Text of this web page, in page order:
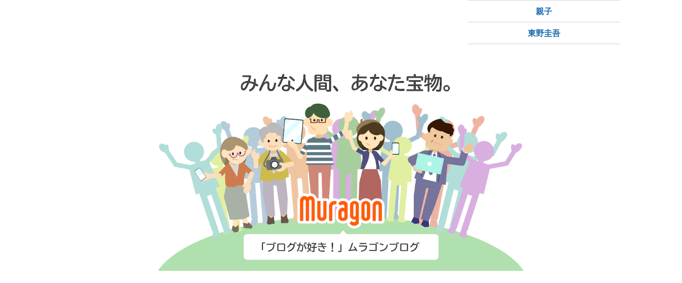
親子
東野圭吾